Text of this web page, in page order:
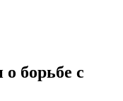
борьбе с